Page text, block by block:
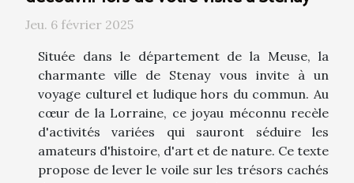
Jeu. 6 février 2025
Située dans le département de la Meuse, la
charmante ville de Stenay vous invite à un
voyage culturel et ludique hors du commun. Au
cœur de la Lorraine, ce joyau méconnu recèle
d'activités variées qui sauront séduire les
amateurs d'histoire, d'art et de nature. Ce texte
propose de lever le voile sur les trésors cachés